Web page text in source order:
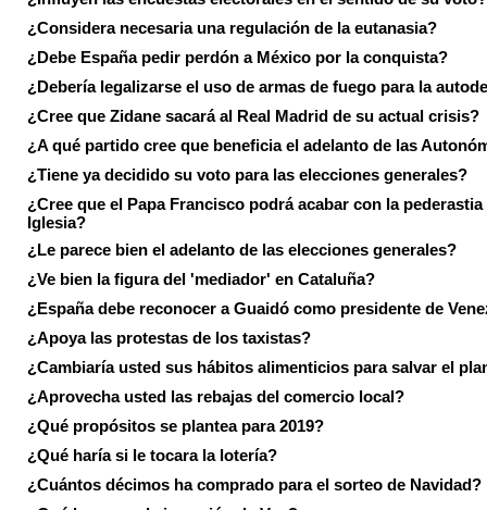
¿Considera necesaria una regulación de la eutanasia?
¿Debe España pedir perdón a México por la conquista?
¿Debería legalizarse el uso de armas de fuego para la
¿Cree que Zidane sacará al Real Madrid de su actual crisis?
¿A qué partido cree que beneficia el adelanto de las
¿Tiene ya decidido su voto para las elecciones generales?
¿Cree que el Papa Francisco podrá acabar con la pederastia
Iglesia?
¿Le parece bien el adelanto de las elecciones generales?
¿Ve bien la figura del 'mediador' en Cataluña?
¿España debe reconocer a Guaidó como presidente de
¿Apoya las protestas de los taxistas?
¿Cambiaría usted sus hábitos alimenticios para salvar el
¿Aprovecha usted las rebajas del comercio local?
¿Qué propósitos se plantea para 2019?
¿Qué haría si le tocara la lotería?
¿Cuántos décimos ha comprado para el sorteo de Navidad?